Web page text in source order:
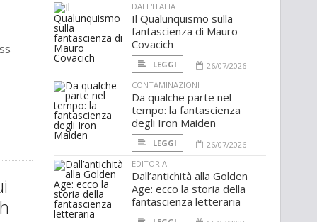
DALL'ITALIA
Il Qualunquismo sulla
fantascienza di Mauro
Covacich
LEGGI
26/07/2026
CONTAMINAZIONI
Da qualche parte nel
tempo: la fantascienza
degli Iron Maiden
LEGGI
26/07/2026
EDITORIA
Dall’antichità alla Golden
Age: ecco la storia della
fantascienza letteraria